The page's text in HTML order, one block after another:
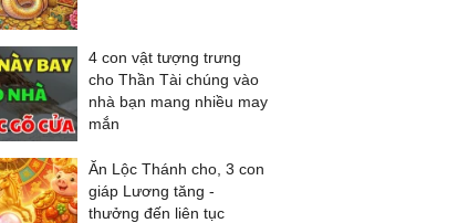
4 con vật tượng trưng
cho Thần Tài chúng vào
nhà bạn mang nhiều may
mắn
Ăn Lộc Thánh cho, 3 con
giáp Lương tăng -
thưởng đến liên tục